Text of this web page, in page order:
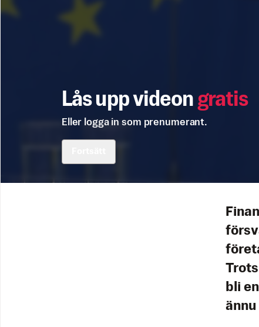
Lås upp videon gratis
Eller logga in som prenumerant.
bli